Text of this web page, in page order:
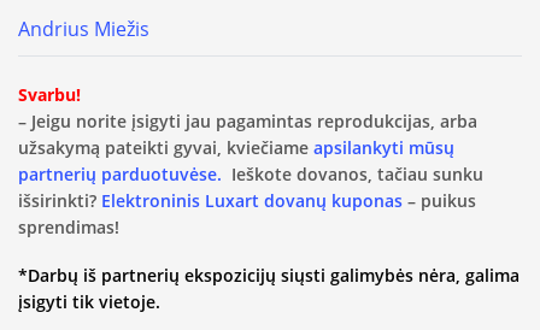
Andrius Miežis
Svarbu!
– Jeigu norite įsigyti jau pagamintas reprodukcijas, arba
užsakymą pateikti gyvai, kviečiame apsilankyti mūsų
partnerių parduotuvėse. Ieškote dovanos, tačiau sunku
išsirinkti? Elektroninis Luxart dovanų kuponas – puikus
sprendimas!
*Darbų iš partnerių ekspozicijų siųsti galimybės nėra, galima
įsigyti tik vietoje.